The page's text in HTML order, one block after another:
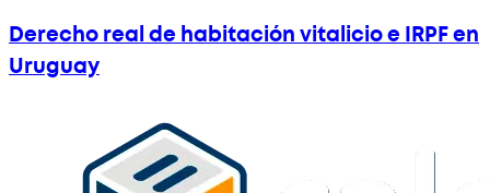
Derecho real de habitación vitalicio e IRPF en
Uruguay